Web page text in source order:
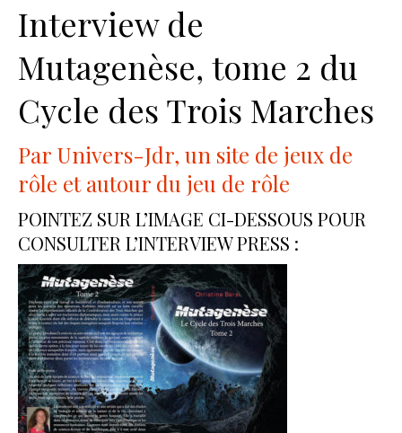
Interview de
Mutagenèse, tome 2 du
Cycle des Trois Marches
Par Univers-Jdr, un site de jeux de
rôle et autour du jeu de rôle
POINTEZ SUR L’IMAGE CI-DESSOUS POUR
CONSULTER L’INTERVIEW PRESS :